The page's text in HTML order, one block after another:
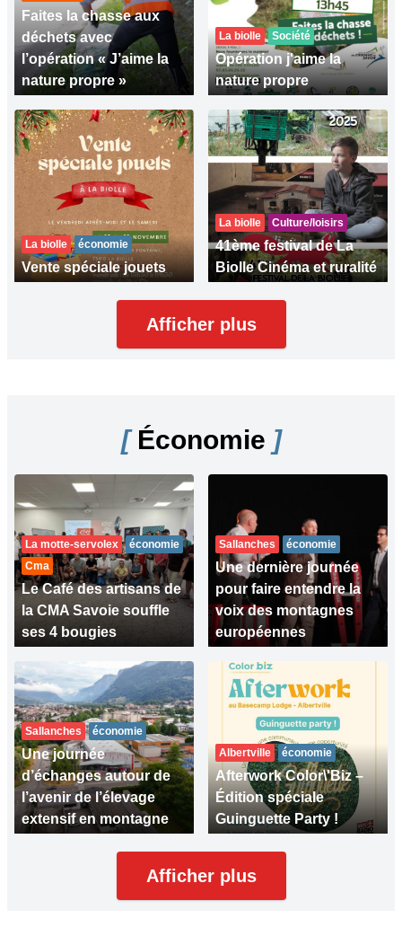
Faites la chasse aux
déchets avec
l’opération « J’aime la
nature propre »
La biolle Société
Opération j'aime la
nature propre
La biolle économie
Vente spéciale jouets
La biolle Culture/loisirs
41ème festival de La
Biolle Cinéma et ruralité
Afficher plus
[Économie ]
La motte-servolex
économie
Cma
Le Café des artisans de
la CMA Savoie souffle
ses 4 bougies
Sallanches économie
Une dernière journée
pour faire entendre la
voix des montagnes
européennes
Sallanches économie
Une journée
d’échanges autour de
l’avenir de l’élevage
extensif en montagne
Albertville économie
Afterwork Color\'Biz –
Édition spéciale
Guinguette Party !
Afficher plus